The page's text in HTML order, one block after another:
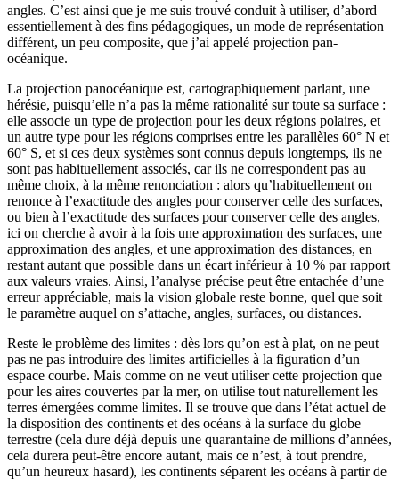
angles. C’est ainsi que je me suis trouvé conduit à utiliser, d’abord
essentiellement à des fins pédagogiques, un mode de représentation
différent, un peu composite, que j’ai appelé projection pan­
océanique.
La projection panocéanique est, cartographiquement parlant, une
hérésie, puisqu’elle n’a pas la même rationalité sur toute sa surface :
elle associe un type de projection pour les deux régions polaires, et
un autre type pour les régions comprises entre les parallèles 60° N et
60° S, et si ces deux systèmes sont connus depuis longtemps, ils ne
sont pas habituellement associés, car ils ne correspondent pas au
même choix, à la même renonciation : alors qu’ha­bituellement on
renonce à l’exactitude des angles pour conserver celle des surfaces,
ou bien à l’exactitude des surfaces pour conserver celle des angles,
ici on cherche à avoir à la fois une approximation des surfaces, une
approxi­mation des angles, et une approximation des distances, en
restant autant que possible dans un écart inférieur à 10 % par rapport
aux valeurs vraies. Ainsi, l’analyse précise peut être entachée d’une
erreur appréciable, mais la vision globale reste bonne, quel que soit
le paramètre auquel on s’attache, angles, surfaces, ou distances.
Reste le problème des limites : dès lors qu’on est à plat, on ne peut
pas ne pas introduire des limites artificielles à la figuration d’un
espace courbe. Mais comme on ne veut utiliser cette projection que
pour les aires couvertes par la mer, on utilise tout naturellement les
terres émergées comme limites. Il se trouve que dans l’état actuel de
la disposition des continents et des océans à la surface du globe
terrestre (cela dure déjà depuis une quarantaine de millions d’années,
cela durera peut-être encore autant, mais ce n’est, à tout prendre,
qu’un heureux hasard), les continents séparent les océans à partir de